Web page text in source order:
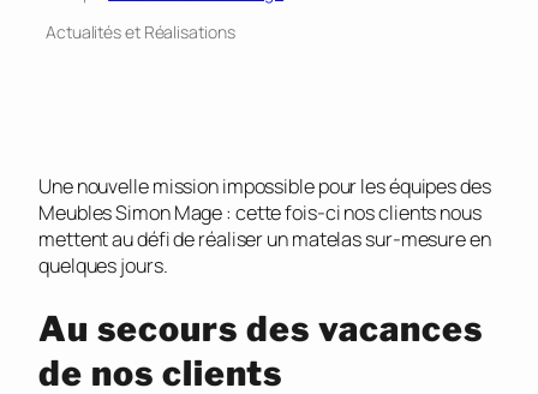
Actualités et Réalisations
Une nouvelle mission impossible pour les équipes des
Meubles Simon Mage : cette fois-ci nos clients nous
mettent au défi de réaliser un matelas sur-mesure en
quelques jours.
Au secours des vacances
de nos clients